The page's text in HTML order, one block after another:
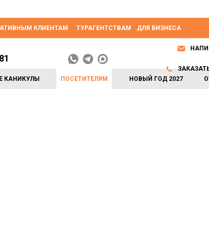
КЛИЕНТАМ ТУРАГЕНТСТВАМ ДЛЯ БИЗНЕСА
КАНИКУЛЫ ПОСЕТИТЕЛЯМ НОВЫЙ ГОД 2027